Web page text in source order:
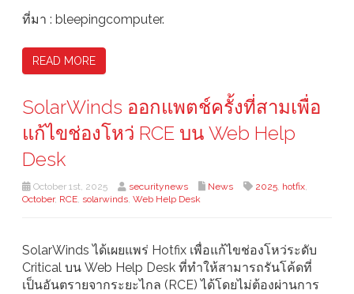
ที่มา : bleepingcomputer.
READ MORE
SolarWinds ออกแพตช์ครั้งที่สามเพื่อ
แก้ไขช่องโหว่ RCE บน Web Help
Desk
October 1st, 2025 securitynews News 2025, hotfix,
October, RCE, solarwinds, Web Help Desk
SolarWinds ได้เผยแพร่ Hotfix เพื่อแก้ไขช่องโหว่ระดับ
Critical บน Web Help Desk ที่ทำให้สามารถรันโค้ดที่
เป็นอันตรายจากระยะไกล (RCE) ได้โดยไม่ต้องผ่านการ